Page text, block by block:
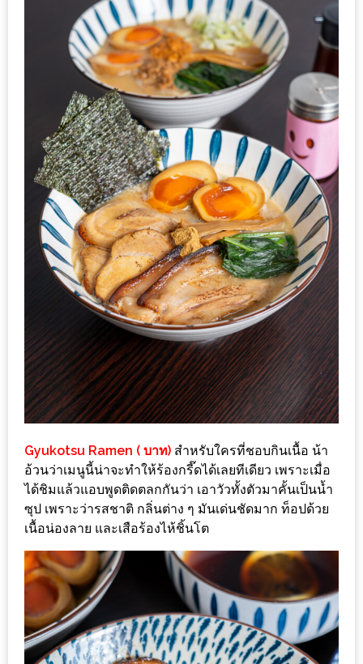
ฟรี
ที่
LE
CRYSTAL
เชียงใหม่
ฟรี
2
ท่าน
ลุ้น
รับ
GIFT
VOUCHER
รับ
ประทาน
อาหาร
มูลค่า
1,000
บาท
3
รางวัล
วัน
สุด
พิเศษ
โปร
โม
ชั่น
Gyukotsu Ramen ( บาท) สำหรับใครที่ชอบกินเนื้อ น้า
อ้วนว่าเมนูนี้น่าจะทำให้ร้องกรี๊ดได้เลยทีเดียว เพราะเมื่อ
ได้ชิมแล้วแอบพูดติดตลกกันว่า เอาวัวทั้งตัวมาคั้นเป็นน้ำ
ซุป เพราะว่ารสชาติ กลิ่นต่าง ๆ มันเด่นชัดมาก ท็อปด้วย
เนื้อน่องลาย และเสือร้องไห้ชิ้นโต